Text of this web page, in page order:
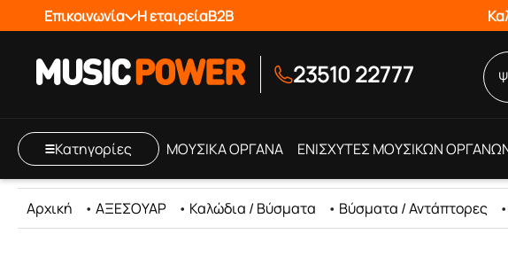
Επικοινωνία Η εταιρείαB2B
23510 22777
Κατηγορίες ΜΟΥΣΙΚΑ ΟΡΓΑΝΑ ΕΝΙΣΧΥΤΕΣ ΜΟΥΣΙΚΩΝ
Αρχική • ΑΞΕΣΟΥΑΡ • Καλώδια / Βύσματα • Βύσματα / Αντάπτορες •